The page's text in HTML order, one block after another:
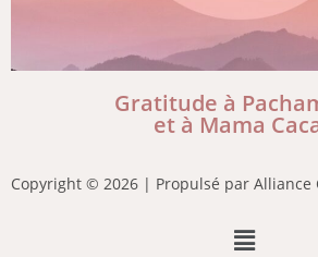
Gratitude à
et à Mama
Copyright © 2026 | Propulsé par Alliance